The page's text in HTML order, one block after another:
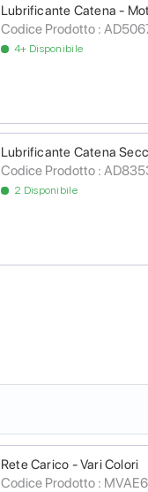
Lubrificante Catena -
Codice Prodotto :
4+ Disponibile
Lubrificante Catena
Codice Prodotto :
2 Disponibile
Rete Carico - Vari Colori
Codice Prodotto :